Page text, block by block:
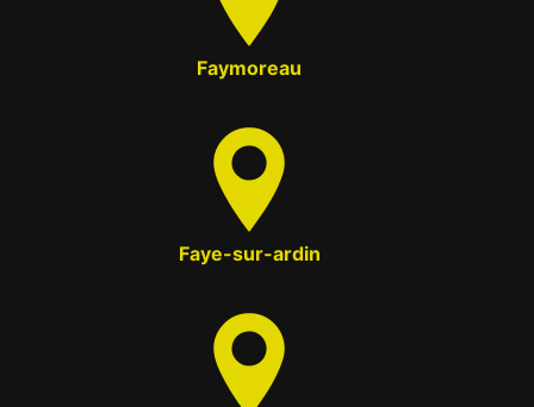
Faymoreau
Faye-sur-ardin